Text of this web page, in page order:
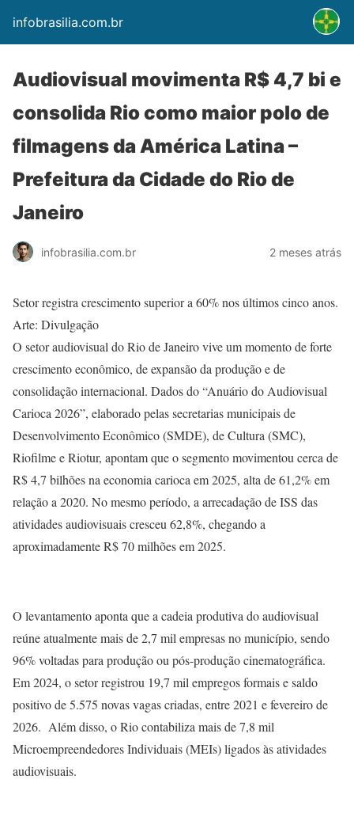
infobrasilia.com.br
Audiovisual movimenta R$ 4,7 bi e
consolida Rio como maior polo de
filmagens da América Latina –
Prefeitura da Cidade do Rio de
Janeiro
infobrasilia.com.br 2 meses atrás
Setor registra crescimento superior a 60% nos últimos cinco anos.
Arte: Divulgação
O setor audiovisual do Rio de Janeiro vive um momento de forte
crescimento econômico, de expansão da produção e de
consolidação internacional. Dados do “Anuário do Audiovisual
Carioca 2026”, elaborado pelas secretarias municipais de
Desenvolvimento Econômico (SMDE), de Cultura (SMC),
Riofilme e Riotur, apontam que o segmento movimentou cerca de
R$ 4,7 bilhões na economia carioca em 2025, alta de 61,2% em
relação a 2020. No mesmo período, a arrecadação de ISS das
atividades audiovisuais cresceu 62,8%, chegando a
aproximadamente R$ 70 milhões em 2025.
O levantamento aponta que a cadeia produtiva do audiovisual
reúne atualmente mais de 2,7 mil empresas no município, sendo
96% voltadas para produção ou pós-produção cinematográfica.
Em 2024, o setor registrou 19,7 mil empregos formais e saldo
positivo de 5.575 novas vagas criadas, entre 2021 e fevereiro de
2026. Além disso, o Rio contabiliza mais de 7,8 mil
Microempreendedores Individuais (MEIs) ligados às atividades
audiovisuais.